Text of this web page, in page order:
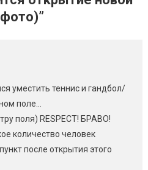
”
уместить теннис и гандбол/
поле…
поля) RESPECT! БРАВО!
количество человек
после открытия этого